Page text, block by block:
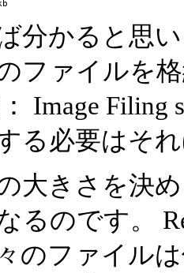
分かると思
ファイルを
Image Filing
る必要はそ
大きさを決
るのです。
のファイル